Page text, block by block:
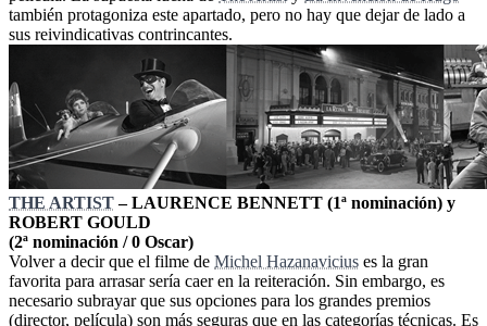
también protagoniza este apartado, pero no hay que dejar de lado a
sus reivindicativas contrincantes.
THE ARTIST– LAURENCE BENNETT (1ª nominación) y
ROBERT GOULD
(2ª nominación / 0 Oscar)
Volver a decir que el filme de Michel Hazanavicius es la gran
favorita para arrasar sería caer en la reiteración. Sin embargo, es
necesario subrayar que sus opciones para los grandes premios
(director, película) son más seguras que en las categorías técnicas. Es